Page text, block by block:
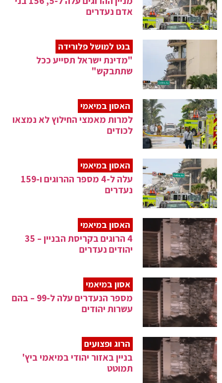
אדם נעדרים
בנט למושל פלורידה
"מדינת ישראל תסייע ככל
שתתבקש"
האסון במיאמי
למרות מאמצי החילוץ לא נמצאו
לכודים
האסון במיאמי
עלה ל-4 מספר ההרוגים ו-159
נעדרים
האסון במיאמי
4 הרוגים בקריסת הבניין – 35
יהודים נעדרים
אסון במיאמי
מספר הנעדרים עלה ל-99 – בהם
עשרות יהודים
הרוג ופצועים
בניין באזור יהודי במיאמי ביץ'
תמוטט